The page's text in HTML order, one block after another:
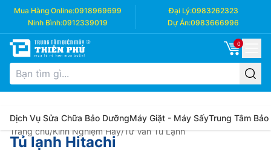
Mua Hàng Online:0918969699 Đại Lý:0983262323
Ninh Bình:0912339019 Dự Án:0983666996
0
Dịch Vụ Sửa Chữa Bảo DưỡngMáy Giặt - Máy SấyTrung Tâm Bảo
Trang chủ/Kinh Nghiệm Hay/Tư Vấn Tủ Lạnh
Tủ lạnh Hitachi